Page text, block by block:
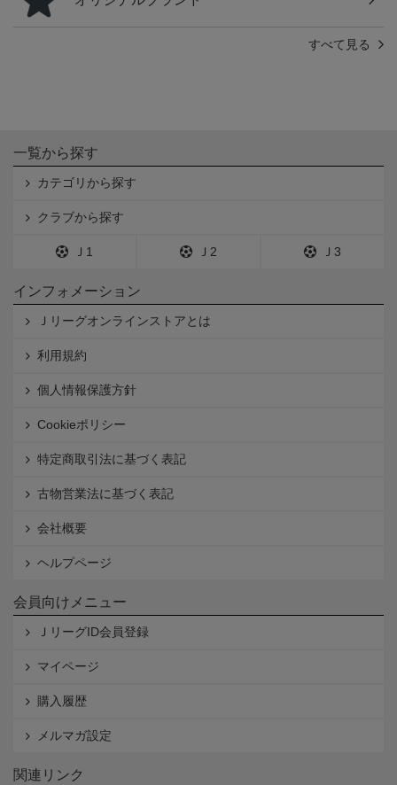
すべて見る
一覧から探す
カテゴリから探す
クラブから探す
Ｊ1 Ｊ2 Ｊ3
インフォメーション
Ｊリーグオンラインストアとは
利用規約
個人情報保護方針
Cookieポリシー
特定商取引法に基づく表記
古物営業法に基づく表記
会社概要
ヘルプページ
会員向けメニュー
ＪリーグID会員登録
マイページ
購入履歴
メルマガ設定
関連リンク